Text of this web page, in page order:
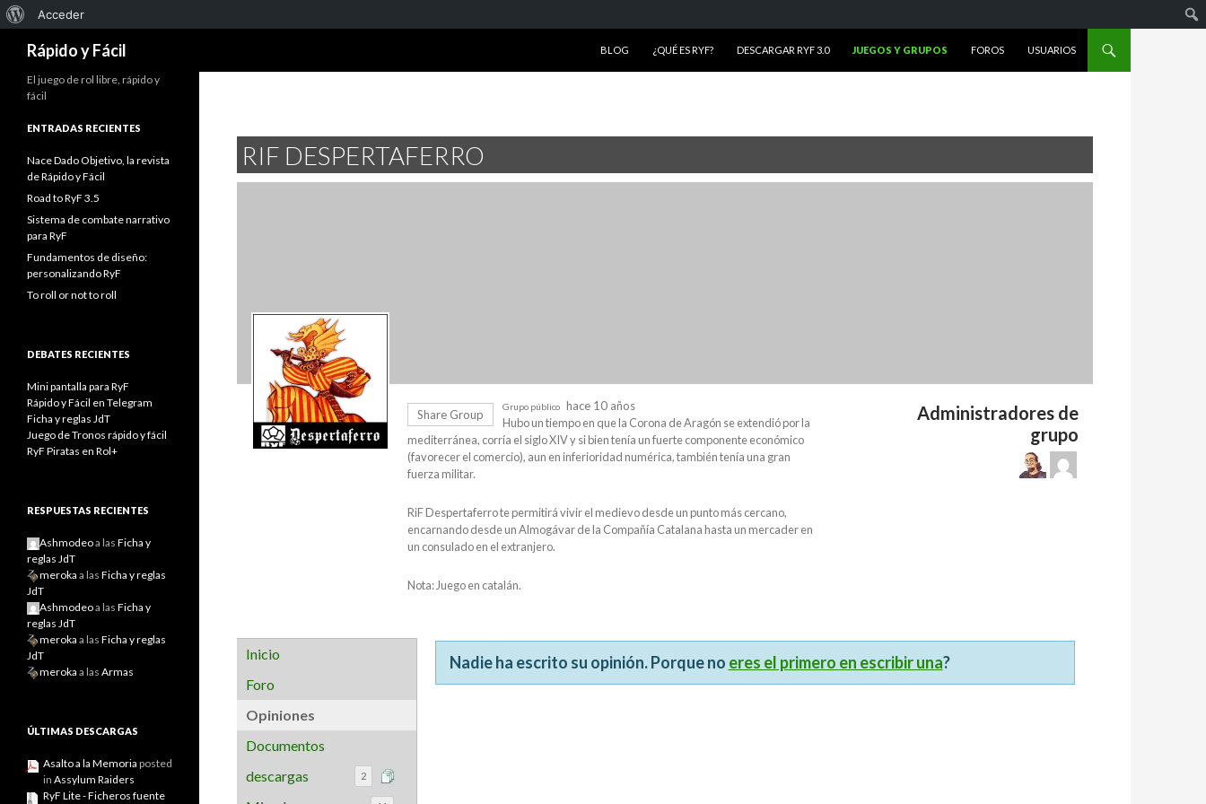
Acerca
de
Acceder
Rápido y Fácil
BLOG
¿QUÉ ES RYF? DESCARGAR RYF 3.0 JUEGOS Y GRUPOS FOROS USUARIOS
RIF DESPERTAFERRO
Share Group
Grupo público
hace 10 años
Hubo un tiempo en que la Corona de Aragón se extendió por la
mediterránea, corría el siglo XIV y si bien tenía un fuerte componente económico
(favorecer el comercio), aun en inferioridad numérica, también tenía una gran
fuerza militar.
RiF Despertaferro te permitirá vivir el medievo desde un punto más cercano,
encarnando desde un Almogávar de la Compañía Catalana hasta un mercader en
un consulado en el extranjero.
Nota: Juego en catalán.
Administradores de
grupo
Inicio
Foro
Opiniones
Documentos
descargas
2
Nadie ha escrito su opinión. Porque no eres el primero en escribir una?
El juego de rol libre, rápido y
fácil
ENTRADAS RECIENTES
Nace Dado Objetivo, la revista
de Rápido y Fácil
Road to RyF 3.5
Sistema de combate narrativo
para RyF
Fundamentos de diseño:
personalizando RyF
To roll or not to roll
DEBATES RECIENTES
Mini pantalla para RyF
Rápido y Fácil en Telegram
Ficha y reglas JdT
Juego de Tronos rápido y fácil
RyF Piratas en Rol+
RESPUESTAS RECIENTES
Ashmodeoa las Ficha y
reglas JdT
meroka a las Ficha y reglas
JdT
Ashmodeoa las Ficha y
reglas JdT
meroka a las Ficha y reglas
JdT
meroka a las Armas
ÚLTIMAS DESCARGAS
Asalto a la Memoria posted
in Assylum Raiders
RyF Lite - Ficheros fuente